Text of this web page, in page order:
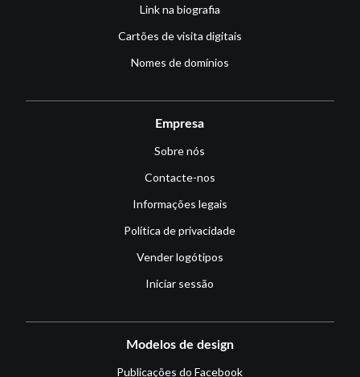
Link na biografia
Cartões de visita digitais
Nomes de domínios
Empresa
Sobre nós
Contacte-nos
Informações legais
Política de privacidade
Vender logótipos
Iniciar sessão
Modelos de design
Publicações do Facebook